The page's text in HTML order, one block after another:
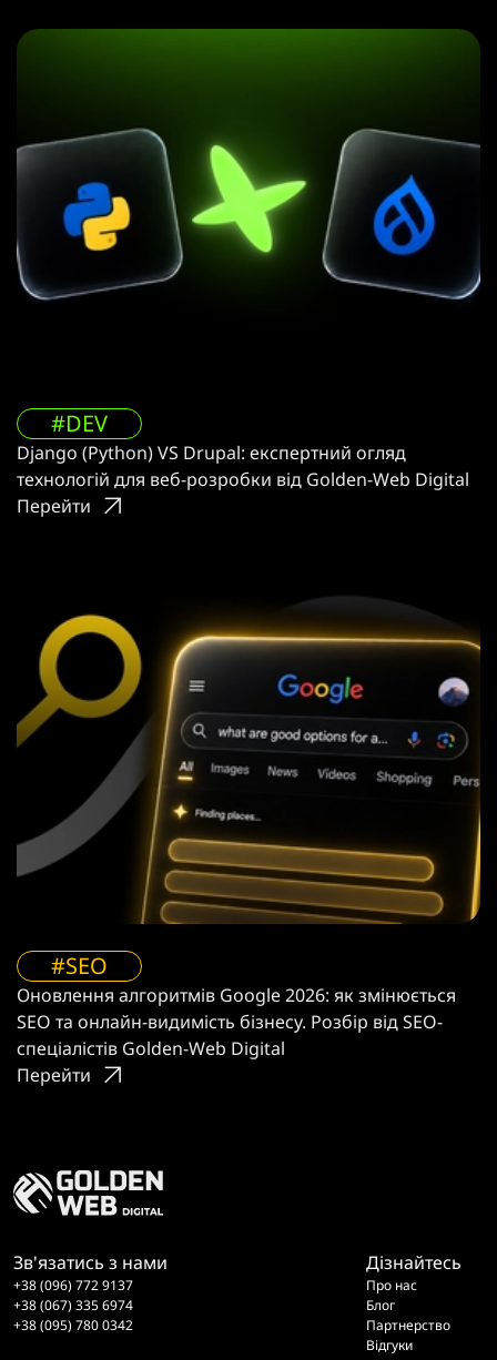
#DEV
Django (Python) VS Drupal: експертний огляд
технологій для веб-розробки від Golden-Web Digital
Перейти
#SEO
Оновлення алгоритмів Google 2026: як змінюється
SEO та онлайн-видимість бізнесу. Розбір від SEO-
спеціалістів Golden-Web Digital
Перейти
Дізнайтесь
Про нас
Блог
Партнерство
Відгуки
Зв'язатись з нами
+38 (096) 772 9137
+38 (067) 335 6974
+38 (095) 780 0342